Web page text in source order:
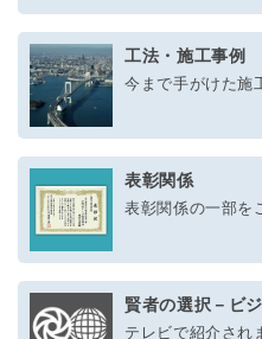
工法・施工事例
今まで手がけた施
表彰関係
表彰関係の一部を
賢者の選択－ビ
テレビで紹介され